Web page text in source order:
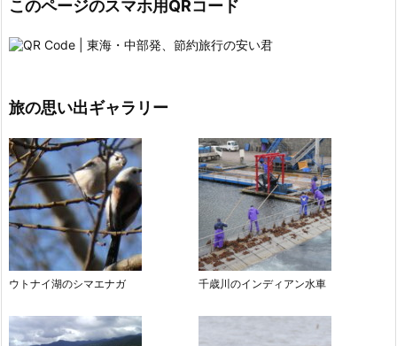
このページのスマホ用QRコード
旅の思い出ギャラリー
ウトナイ湖のシマエナガ 千歳川のインディアン水車